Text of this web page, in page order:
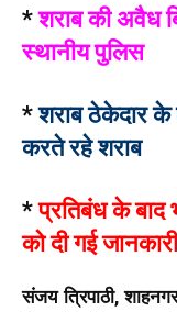
*शराब की अवैध
स्थानीय पुलिस
*शराब ठेकेदार के
करते रहे शराब
*प्रतिबंध के बाद
को दी गई जानकारी
संजय त्रिपाठी,